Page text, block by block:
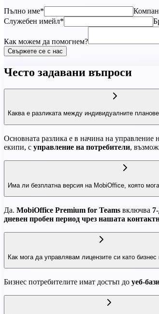
Пълно име*
Служебен имейл*
Как можем да помогнем?
Свържете се с нас
Често задавани въпроси
Каква е разликата между индивидуалните
Основната разлика е в начина на управление
екипи, с управление на потребители,
Има ли безплатна версия на MobiOffice, която
Да. MobiOffice Premium for Teams включва
дневен пробен период чрез нашата
Как мога да управлявам лицензите си като бизнес
Бизнес потребителите имат достъп до уеб-